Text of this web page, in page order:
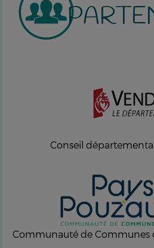
Conseil
Communauté de Communes